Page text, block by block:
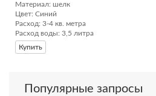
Материал: шелк
Цвет: Синий
Расход: 3-4 кв. метра
Расход воды: 3,5 литра
Купить
Популярные запросы